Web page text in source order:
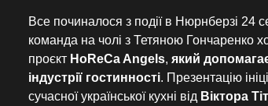
Все починалося з події в Нюрнберзі 24
команда на чолі з Тетяною Гончаренко
проєкт HoReCa Angels, який
індустрії гостинності. Презентацію
сучасної української кухні від Віктора